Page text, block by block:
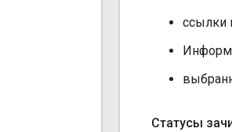
ссылки
Статусы